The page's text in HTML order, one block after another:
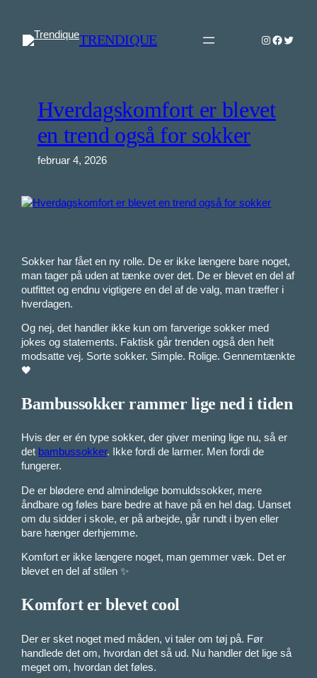
indhold
TRENDIQUE Instagram
Twitter
Hverdagskomfort er blevet
en trend også for sokker
februar 4, 2026
Sokker har fået en ny rolle. De er ikke længere bare noget,
man tager på uden at tænke over det. De er blevet en del af
outfittet og endnu vigtigere en del af de valg, man træffer i
hverdagen.
Og nej, det handler ikke kun om farverige sokker med
jokes og statements. Faktisk går trenden også den helt
modsatte vej. Sorte sokker. Simple. Rolige. Gennemtænkte
🖤
Bambussokker rammer lige ned i tiden
Hvis der er én type sokker, der giver mening lige nu, så er
det bambussokker. Ikke fordi de larmer. Men fordi de
fungerer.
De er blødere end almindelige bomuldssokker, mere
åndbare og føles bare bedre at have på en hel dag. Uanset
om du sidder i skole, er på arbejde, går rundt i byen eller
bare hænger derhjemme.
Komfort er ikke længere noget, man gemmer væk. Det er
blevet en del af stilen ✨
Komfort er blevet cool
Der er sket noget med måden, vi taler om tøj på. Før
handlede det om, hvordan det så ud. Nu handler det lige så
meget om, hvordan det føles.